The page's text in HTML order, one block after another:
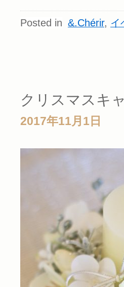
Posted in &.Chérir, イ
クリスマスキ
2017年11月1日